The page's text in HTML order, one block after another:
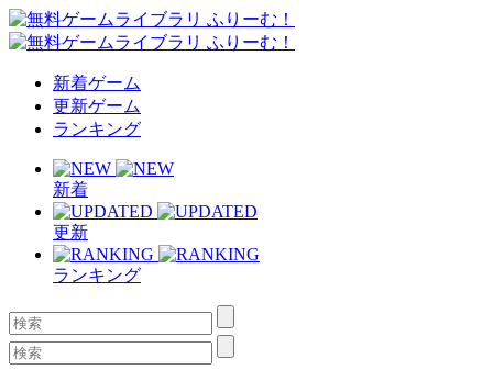
新着ゲーム
更新ゲーム
ランキング
新着
更新
ランキング